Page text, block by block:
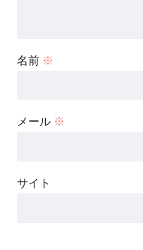
名前 ※
メール ※
サイト